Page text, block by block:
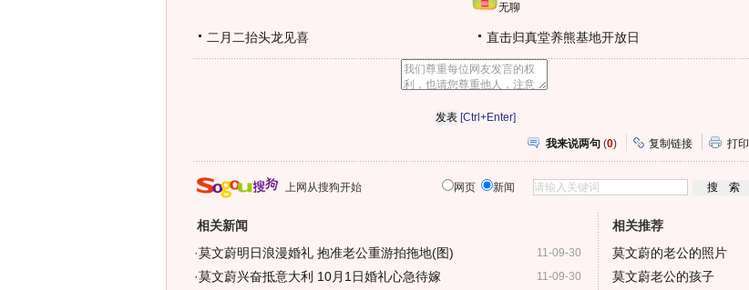
无聊
二月二抬头龙见喜 直击归真堂养熊基地开放日
[Ctrl+Enter]
我来说两句 (0) 复制链接 打印
上网从搜狗开始 网页 新闻
相关新闻
11-09-30
·莫文蔚明日浪漫婚礼 抱准老公重游拍拖地(图)
11-09-30
·莫文蔚兴奋抵意大利 10月1日婚礼心急待嫁
相关推荐
莫文蔚的老公的照片
莫文蔚老公的孩子